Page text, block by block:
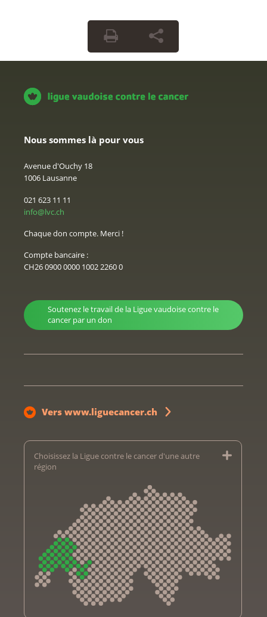
Nous sommes là pour vous
Avenue d'Ouchy 18
1006 Lausanne
021 623 11 11
info@lvc.ch
Chaque don compte. Merci !
Compte bancaire :
CH26 0900 0000 1002 2260 0
Soutenez le travail de la Ligue vaudoise contre le
cancer par un don
Vers www.liguecancer.ch
Choisissez la Ligue contre le cancer d'une autre
région